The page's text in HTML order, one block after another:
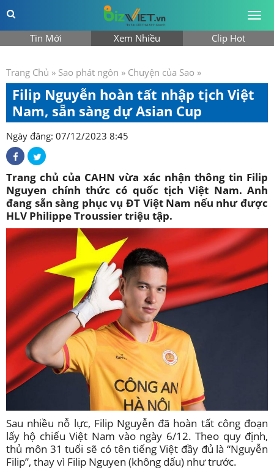
Tin Mới Xem Nhiều Clip Hot
Trang Chủ » Sao phát ngôn » Chuyện của Sao »
Filip Nguyễn hoàn tất nhập tịch Việt
Nam, sẵn sàng dự Asian Cup
Ngày đăng: 07/12/2023 8:45
Trang chủ của CAHN vừa xác nhận thông tin Filip
Nguyen chính thức có quốc tịch Việt Nam. Anh
đang sẵn sàng phục vụ ĐT Việt Nam nếu như được
HLV Philippe Troussier triệu tập.
Sau nhiều nỗ lực, Filip Nguyễn đã hoàn tất công đoạn
lấy hộ chiếu Việt Nam vào ngày 6/12. Theo quy định,
thủ môn 31 tuổi sẽ có tên tiếng Việt đầy đủ là “Nguyễn
Filip”, thay vì Filip Nguyen (không dấu) như trước.